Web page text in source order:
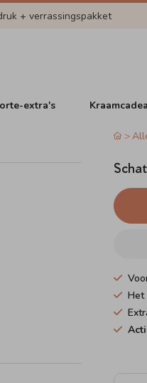
+ verrassingspakket
extra's
Het